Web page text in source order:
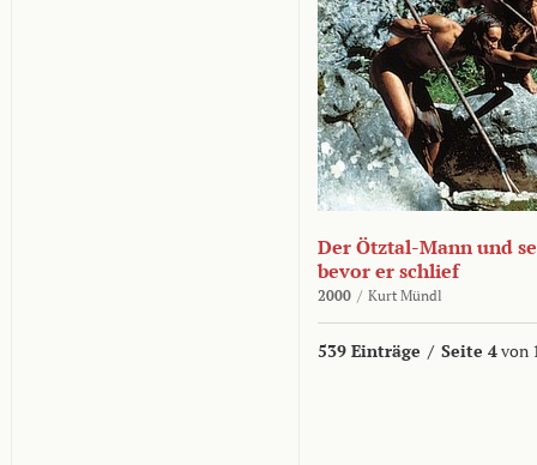
Der Ötztal-Mann und
bevor er schlief
2000 / Kurt Mündl
539 Einträge / Seite 4von